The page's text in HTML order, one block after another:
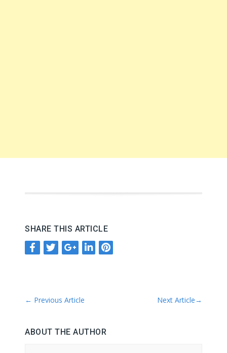
SHARE THIS ARTICLE
← Previous Article Next Article→
ABOUT THE AUTHOR